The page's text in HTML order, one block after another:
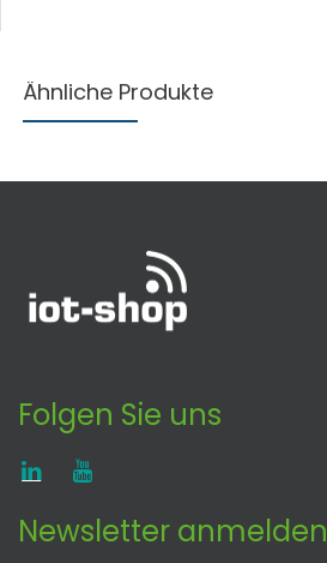
Ähnliche Produkte
Folgen Sie uns
Newsletter anmelden